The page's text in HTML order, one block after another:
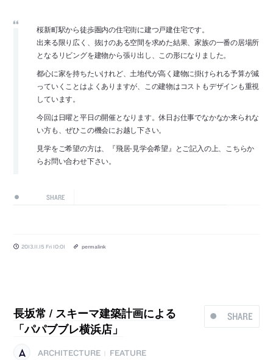
桜新町駅から徒歩圏内の住宅街に建つ戸建住宅です。
出来る限り広く、抜けのある空間を求めた結果、家族の一番の居場所
となるリビングを建物から張り出し、この形になりました。
都心に家を持ちたいけれど、土地代が高く建物に掛けられる予算が減
っていくことはよくありますが、この建物はコストもデザインも重視
しています。
今回は日曜と平日の開催となります。休日お仕事でなかなか来られな
い方も、ぜひこの機会にお越し下さい。
見学をご希望の方は、『飛居-見学会希望』とご記入の上、こちらか
らお問い合わせ下さい。
SHARE
2013.11.15 Fri 10:01 permalink
SHARE
長坂常 / スキーマ建築計画による
「パパブブレ横浜店」
ARCHITECTURE
FEATURE